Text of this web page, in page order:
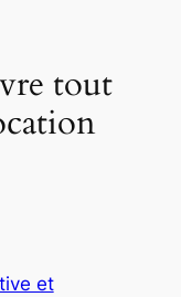
tout
et